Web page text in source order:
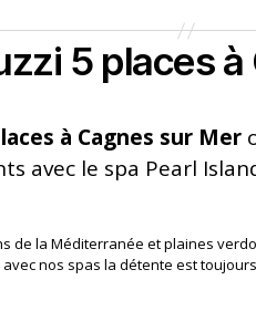
5 places
à Cagnes sur Mer
avec le spa Pearl
de la Méditerranée et plaines
nos spas la détente est